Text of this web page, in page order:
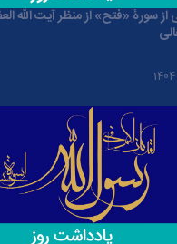
سورۀ «فتح» از منظر آیت الله